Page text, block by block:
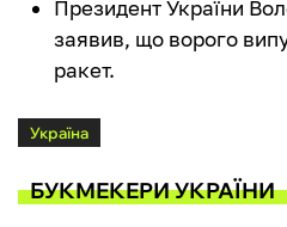
Президент України
заявив, що ворого
ракет.
Україна
БУКМЕКЕРИ УКРАЇНИ